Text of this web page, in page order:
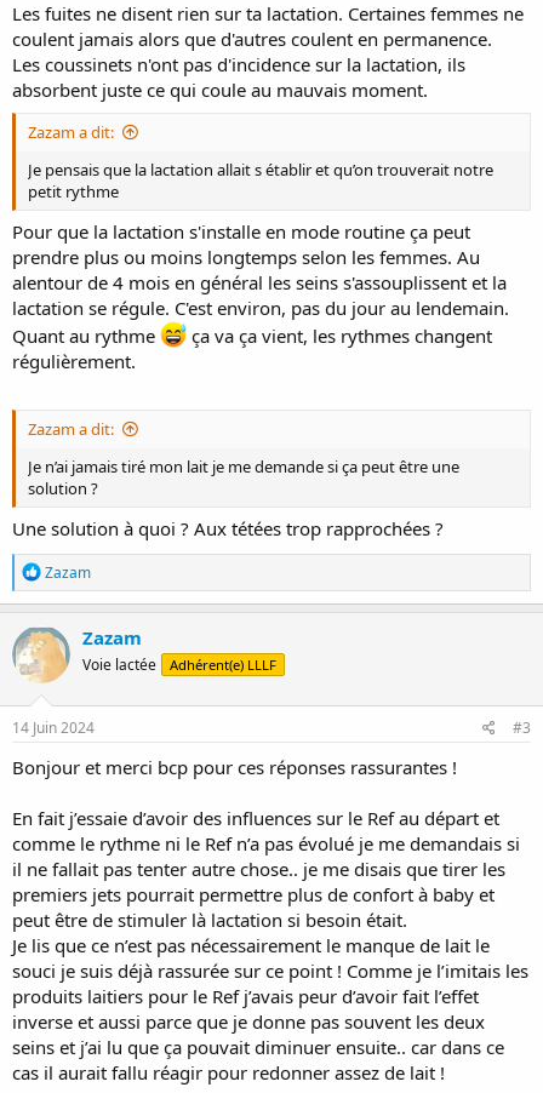
Les fuites ne disent rien sur ta lactation. Certaines femmes ne
coulent jamais alors que d'autres coulent en permanence.
Les coussinets n'ont pas d'incidence sur la lactation, ils
absorbent juste ce qui coule au mauvais moment.
Zazam a dit:
Je pensais que la lactation allait s établir et qu’on trouverait notre
petit rythme
Pour que la lactation s'installe en mode routine ça peut
prendre plus ou moins longtemps selon les femmes. Au
alentour de 4 mois en général les seins s'assouplissent et la
lactation se régule. C'est environ, pas du jour au lendemain.
Quant au rythme
ça va ça vient, les rythmes changent
régulièrement.
Zazam a dit:
Je n’ai jamais tiré mon lait je me demande si ça peut être une
solution ?
Une solution à quoi ? Aux tétées trop rapprochées ?
R
é
a
c
t
i
o
n
s
Zazam
Zazam
Voie lactée Adhérent(e) LLLF
14 Juin 2024 #3
Bonjour et merci bcp pour ces réponses rassurantes !
En fait j’essaie d’avoir des influences sur le Ref au départ et
comme le rythme ni le Ref n’a pas évolué je me demandais si
il ne fallait pas tenter autre chose.. je me disais que tirer les
premiers jets pourrait permettre plus de confort à baby et
peut être de stimuler là lactation si besoin était.
Je lis que ce n’est pas nécessairement le manque de lait le
souci je suis déjà rassurée sur ce point ! Comme je l’imitais les
produits laitiers pour le Ref j’avais peur d’avoir fait l’effet
inverse et aussi parce que je donne pas souvent les deux
seins et j’ai lu que ça pouvait diminuer ensuite.. car dans ce
cas il aurait fallu réagir pour redonner assez de lait !